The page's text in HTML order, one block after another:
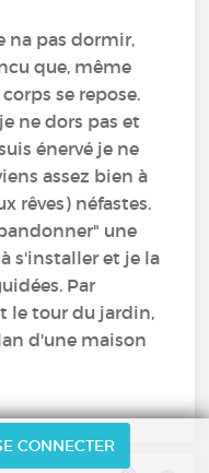
na pas dormir,
que, même
se repose.
ne dors pas et
énervé je ne
assez bien à
rêves) néfastes.
une
s'installer et je la
Par
le tour du jardin,
d'une maison
CONNECTER